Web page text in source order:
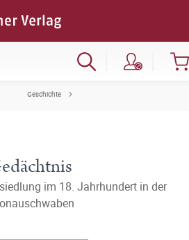
Geschichte
im 18. Jahrhundert in der